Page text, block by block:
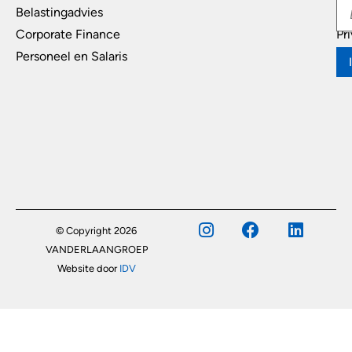
Belastingadvies
Corporate Finance
Personeel en Salaris
© Copyright 2026
VANDERLAANGROEP
Website door IDV